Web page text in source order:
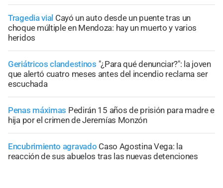
Tragedia vial Cayó un auto desde un puente tras un
choque múltiple en Mendoza: hay un muerto y varios
heridos
Geriátricos clandestinos "¿Para qué denunciar?": la joven
que alertó cuatro meses antes del incendio reclama ser
escuchada
Penas máximas Pedirán 15 años de prisión para madre e
hija por el crimen de Jeremías Monzón
Encubrimiento agravado Caso Agostina Vega: la
reacción de sus abuelos tras las nuevas detenciones